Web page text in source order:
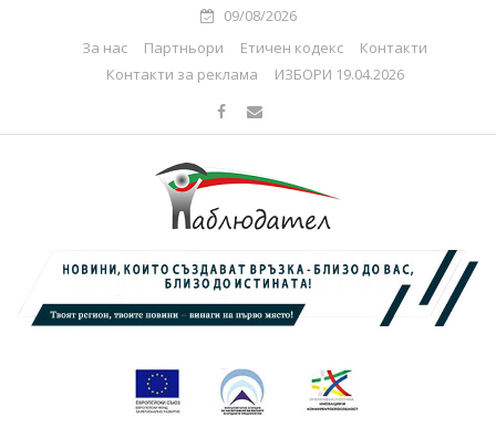
09/08/2026
За нас
Партньори Етичен кодекс
Контакти
Контакти за реклама
ИЗБОРИ 19.04.2026